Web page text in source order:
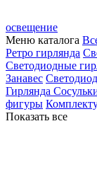
освещение
Меню каталога
Ретро гирлянда
Светодиодные
Занавес
Гирлянда
фигуры
Показать все